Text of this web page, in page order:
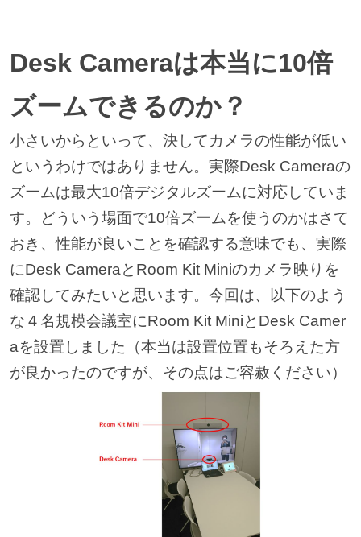
Desk Cameraは本当に10倍
ズームできるのか？
小さいからといって、決してカメラの性能が低い
というわけではありません。実際Desk Cameraの
ズームは最大10倍デジタルズームに対応していま
す。どういう場面で10倍ズームを使うのかはさて
おき、性能が良いことを確認する意味でも、実際
にDesk CameraとRoom Kit Miniのカメラ映りを
確認してみたいと思います。今回は、以下のよう
な４名規模会議室にRoom Kit MiniとDesk Camer
aを設置しました（本当は設置位置もそろえた方
が良かったのですが、その点はご容赦ください）